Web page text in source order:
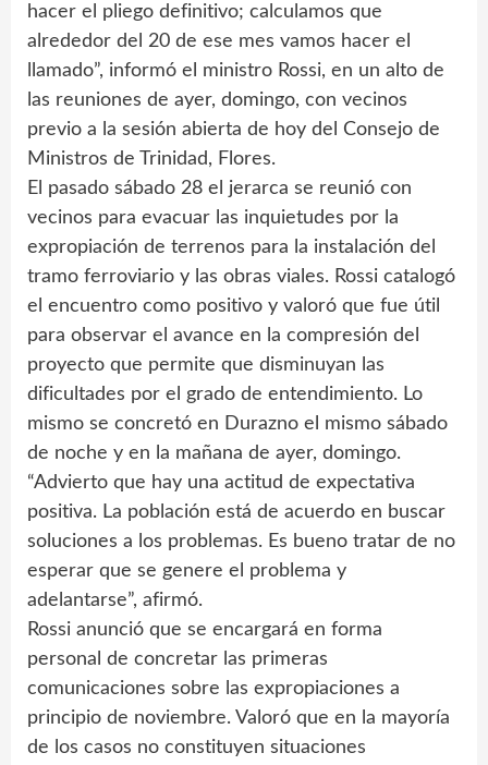
hacer el pliego definitivo; calculamos que
alrededor del 20 de ese mes vamos hacer el
llamado”, informó el ministro Rossi, en un alto de
las reuniones de ayer, domingo, con vecinos
previo a la sesión abierta de hoy del Consejo de
Ministros de Trinidad, Flores.
El pasado sábado 28 el jerarca se reunió con
vecinos para evacuar las inquietudes por la
expropiación de terrenos para la instalación del
tramo ferroviario y las obras viales. Rossi catalogó
el encuentro como positivo y valoró que fue útil
para observar el avance en la compresión del
proyecto que permite que disminuyan las
dificultades por el grado de entendimiento. Lo
mismo se concretó en Durazno el mismo sábado
de noche y en la mañana de ayer, domingo.
“Advierto que hay una actitud de expectativa
positiva. La población está de acuerdo en buscar
soluciones a los problemas. Es bueno tratar de no
esperar que se genere el problema y
adelantarse”, afirmó.
Rossi anunció que se encargará en forma
personal de concretar las primeras
comunicaciones sobre las expropiaciones a
principio de noviembre. Valoró que en la mayoría
de los casos no constituyen situaciones